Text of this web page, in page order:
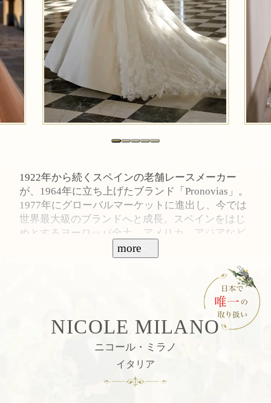
1922年から続くスペインの老舗レースメーカー
が、1964年に立ち上げたブランド「Pronovias」。
1977年にグローバルマーケットに進出し、今では
世界最大級のブランドへと成長。スペインをはじ
めとするヨーロッパ全土、アメリカ、アジアなど
世界各国全ての花嫁に向け、プレタポルテとブラ
イダルを掛けわせた最新のトレンドを発信し続け
more
NICOLE MILANO
ニコール・ミラノ
イタリア